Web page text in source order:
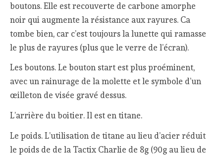
boutons. Elle est recouverte de carbone amorphe
noir qui augmente la résistance aux rayures. Ca
tombe bien, car c’est toujours la lunette qui ramasse
le plus de rayures (plus que le verre de l’écran).
Les boutons. Le bouton start est plus proéminent,
avec un rainurage de la molette et le symbole d’un
œilleton de visée gravé dessus.
L’arrière du boitier. Il est en titane.
Le poids. L’utilisation de titane au lieu d’acier réduit
le poids de de la Tactix Charlie de 8g (90g au lieu de